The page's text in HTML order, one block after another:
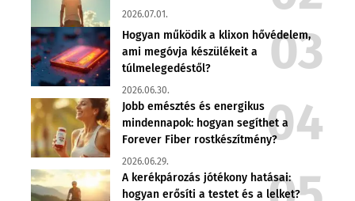
2026.07.01.
Hogyan működik a klixon hővédelem,
ami megóvja készülékeit a
túlmelegedéstől?
2026.06.30.
Jobb emésztés és energikus
mindennapok: hogyan segíthet a
Forever Fiber rostkészítmény?
2026.06.29.
A kerékpározás jótékony hatásai:
hogyan erősíti a testet és a lelket?